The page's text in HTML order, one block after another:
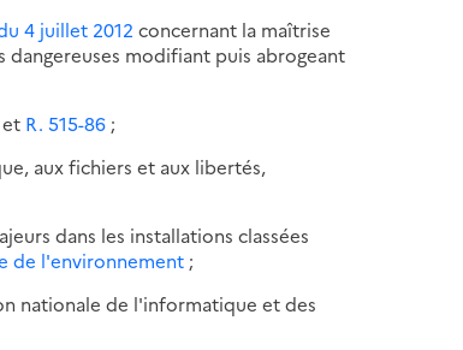
4 juillet 2012 concernant la maîtrise
dangereuses modifiant puis abrogeant
et R. 515-86 ;
aux fichiers et aux libertés,
dans les installations classées
de l'environnement ;
nationale de l'informatique et des